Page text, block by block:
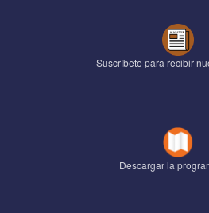
Suscríbete para recibir
Descargar la